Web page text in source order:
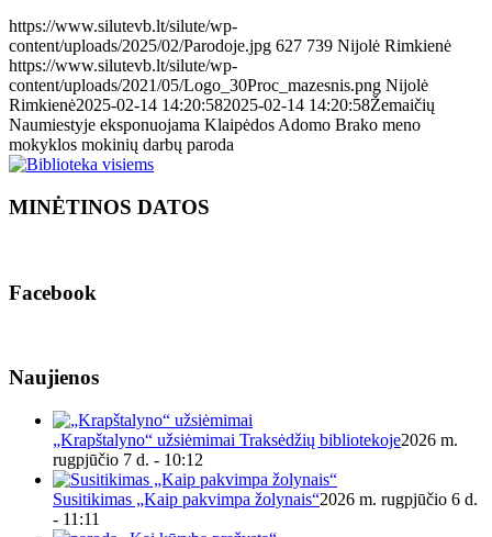
https://www.silutevb.lt/silute/wp-
content/uploads/2025/02/Parodoje.jpg 627 739 Nijolė Rimkienė
https://www.silutevb.lt/silute/wp-
content/uploads/2021/05/Logo_30Proc_mazesnis.png Nijolė
Rimkienė2025-02-14 14:20:582025-02-14 14:20:58Žemaičių
Naumiestyje eksponuojama Klaipėdos Adomo Brako meno
mokyklos mokinių darbų paroda
MINĖTINOS DATOS
Facebook
Naujienos
„Krapštalyno“ užsiėmimai Traksėdžių bibliotekoje2026 m.
rugpjūčio 7 d. - 10:12
Susitikimas „Kaip pakvimpa žolynais“2026 m. rugpjūčio 6 d.
- 11:11